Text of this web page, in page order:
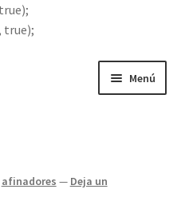
true);
Menú
afinadores — Deja un